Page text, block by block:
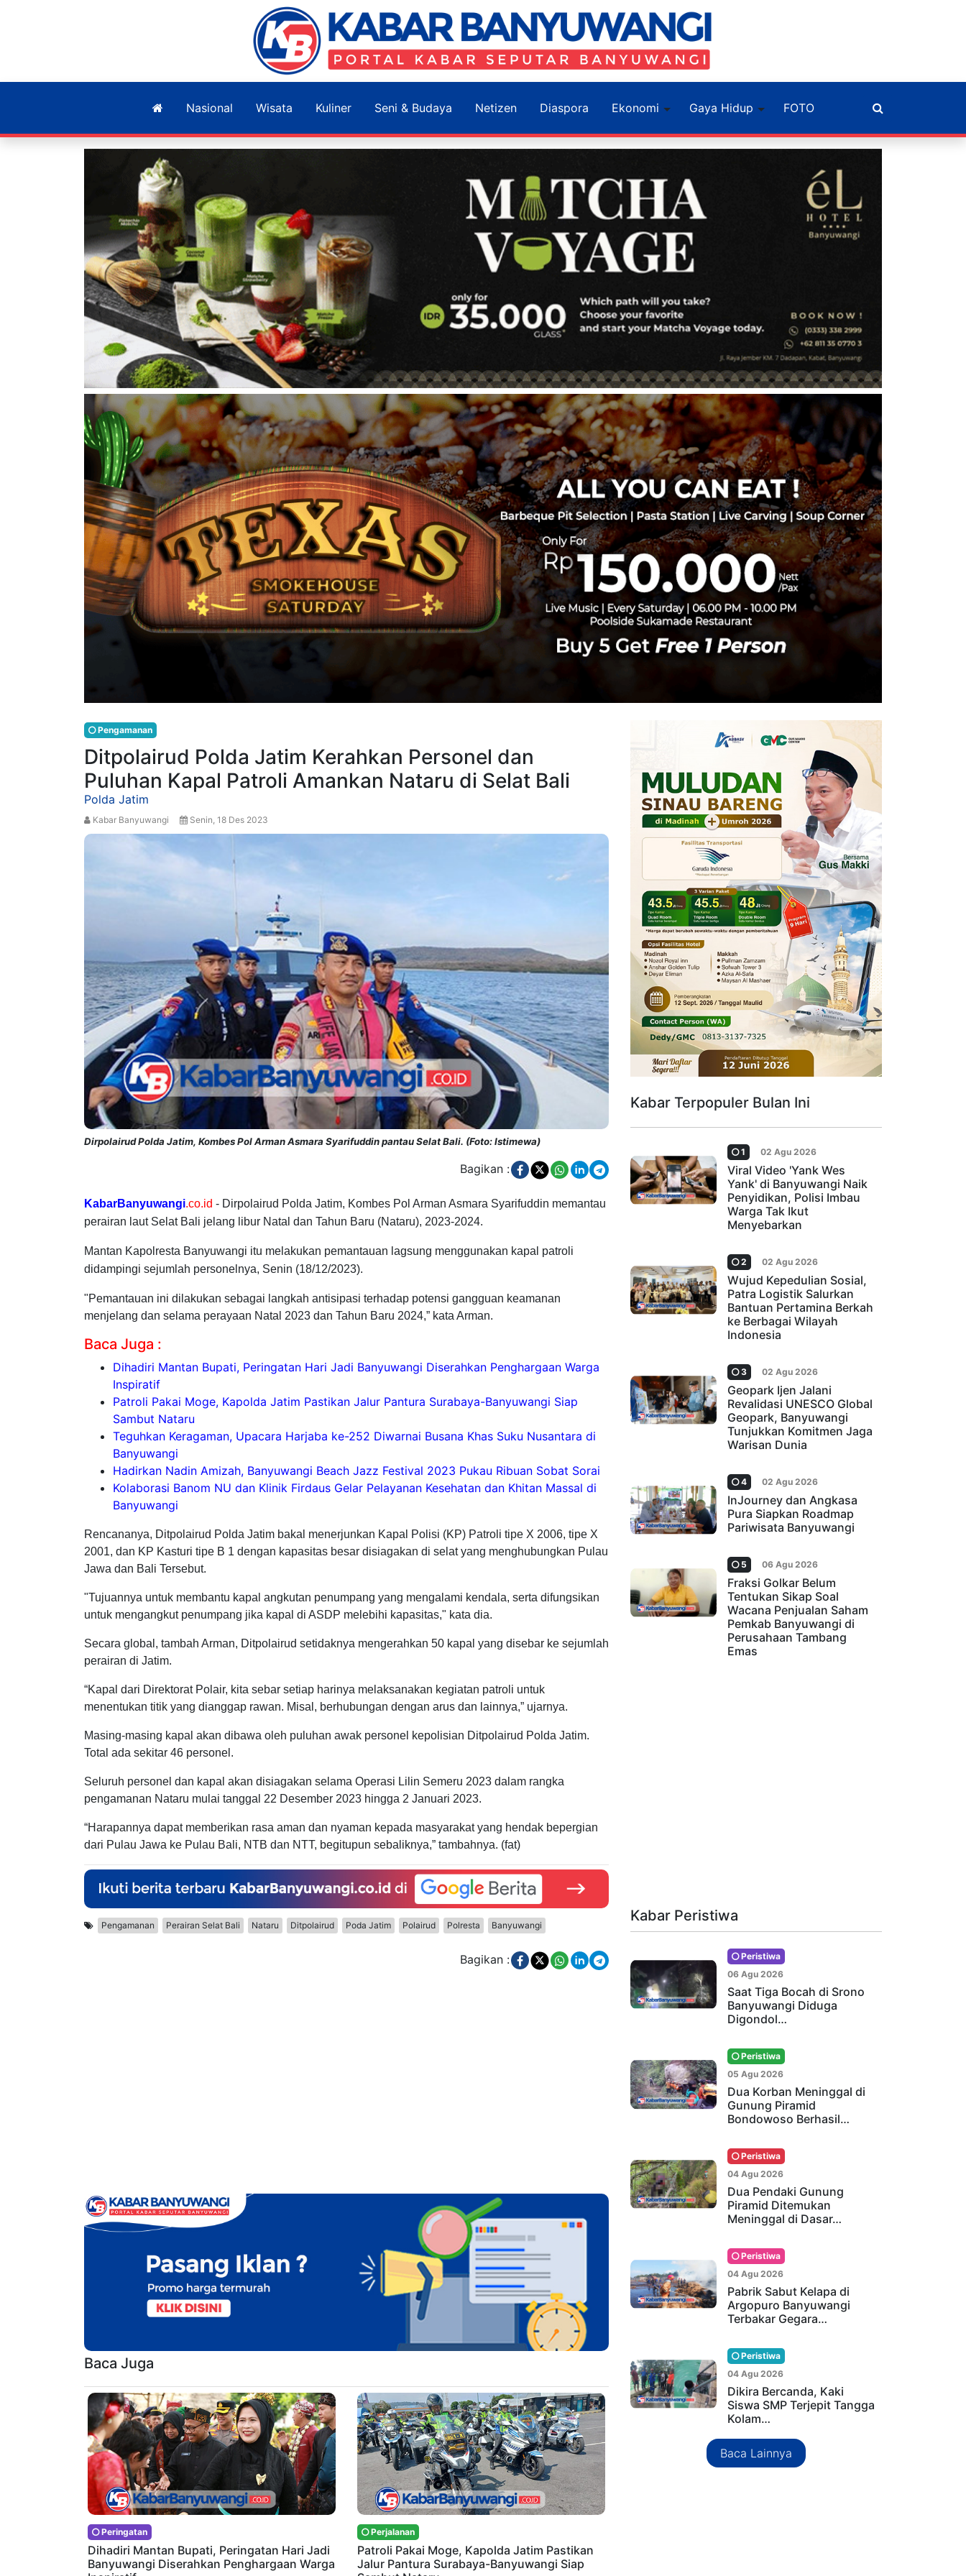
Nasional Wisata Kuliner Seni & Budaya Netizen Diaspora Ekonomi Gaya Hidup FOTO
Pengamanan
Ditpolairud Polda Jatim Kerahkan Personel dan
Puluhan Kapal Patroli Amankan Nataru di Selat Bali
Polda Jatim
Kabar Banyuwangi Senin, 18 Des 2023
Dirpolairud Polda Jatim, Kombes Pol Arman Asmara Syarifuddin pantau Selat Bali. (Foto: Istimewa)
Bagikan :
KabarBanyuwangi.co.id - Dirpolairud Polda Jatim, Kombes Pol Arman Asmara Syarifuddin memantau
perairan laut Selat Bali jelang libur Natal dan Tahun Baru (Nataru), 2023-2024.
Mantan Kapolresta Banyuwangi itu melakukan pemantauan lagsung menggunakan kapal patroli
didampingi sejumlah personelnya, Senin (18/12/2023).
"Pemantauan ini dilakukan sebagai langkah antisipasi terhadap potensi gangguan keamanan
menjelang dan selama perayaan Natal 2023 dan Tahun Baru 2024,” kata Arman.
Baca Juga :
Dihadiri Mantan Bupati, Peringatan Hari Jadi Banyuwangi Diserahkan Penghargaan Warga
Inspiratif
Patroli Pakai Moge, Kapolda Jatim Pastikan Jalur Pantura Surabaya-Banyuwangi Siap
Sambut Nataru
Teguhkan Keragaman, Upacara Harjaba ke-252 Diwarnai Busana Khas Suku Nusantara di
Banyuwangi
Hadirkan Nadin Amizah, Banyuwangi Beach Jazz Festival 2023 Pukau Ribuan Sobat Sorai
Kolaborasi Banom NU dan Klinik Firdaus Gelar Pelayanan Kesehatan dan Khitan Massal di
Banyuwangi
Rencananya, Ditpolairud Polda Jatim bakal menerjunkan Kapal Polisi (KP) Patroli tipe X 2006, tipe X
2001, dan KP Kasturi tipe B 1 dengan kapasitas besar disiagakan di selat yang menghubungkan Pulau
Jawa dan Bali Tersebut.
"Tujuannya untuk membantu kapal angkutan penumpang yang mengalami kendala, serta difungsikan
untuk mengangkut penumpang jika kapal di ASDP melebihi kapasitas," kata dia.
Secara global, tambah Arman, Ditpolairud setidaknya mengerahkan 50 kapal yang disebar ke sejumlah
perairan di Jatim.
“Kapal dari Direktorat Polair, kita sebar setiap harinya melaksanakan kegiatan patroli untuk
menentukan titik yang dianggap rawan. Misal, berhubungan dengan arus dan lainnya,” ujarnya.
Masing-masing kapal akan dibawa oleh puluhan awak personel kepolisian Ditpolairud Polda Jatim.
Total ada sekitar 46 personel.
Seluruh personel dan kapal akan disiagakan selama Operasi Lilin Semeru 2023 dalam rangka
pengamanan Nataru mulai tanggal 22 Desember 2023 hingga 2 Januari 2023.
“Harapannya dapat memberikan rasa aman dan nyaman kepada masyarakat yang hendak bepergian
dari Pulau Jawa ke Pulau Bali, NTB dan NTT, begitupun sebaliknya,” tambahnya. (fat)
Pengamanan Perairan Selat Bali Nataru Ditpolairud Poda Jatim Polairud Polresta Banyuwangi
Bagikan :
Baca Juga
Peringatan
Dihadiri Mantan Bupati, Peringatan Hari Jadi
Banyuwangi Diserahkan Penghargaan Warga
Perjalanan
Patroli Pakai Moge, Kapolda Jatim Pastikan
Jalur Pantura Surabaya-Banyuwangi Siap
Kabar Terpopuler Bulan Ini
1 02 Agu 2026
Viral Video 'Yank Wes
Yank' di Banyuwangi Naik
Penyidikan, Polisi Imbau
Warga Tak Ikut
Menyebarkan
2 02 Agu 2026
Wujud Kepedulian Sosial,
Patra Logistik Salurkan
Bantuan Pertamina Berkah
ke Berbagai Wilayah
Indonesia
3 02 Agu 2026
Geopark Ijen Jalani
Revalidasi UNESCO Global
Geopark, Banyuwangi
Tunjukkan Komitmen Jaga
Warisan Dunia
4 02 Agu 2026
InJourney dan Angkasa
Pura Siapkan Roadmap
Pariwisata Banyuwangi
5 06 Agu 2026
Fraksi Golkar Belum
Tentukan Sikap Soal
Wacana Penjualan Saham
Pemkab Banyuwangi di
Perusahaan Tambang
Emas
Kabar Peristiwa
Peristiwa
06 Agu 2026
Saat Tiga Bocah di Srono
Banyuwangi Diduga
Digondol…
Peristiwa
05 Agu 2026
Dua Korban Meninggal di
Gunung Piramid
Bondowoso Berhasil…
Peristiwa
04 Agu 2026
Dua Pendaki Gunung
Piramid Ditemukan
Meninggal di Dasar…
Peristiwa
04 Agu 2026
Pabrik Sabut Kelapa di
Argopuro Banyuwangi
Terbakar Gegara…
Peristiwa
04 Agu 2026
Dikira Bercanda, Kaki
Siswa SMP Terjepit Tangga
Kolam…
Baca Lainnya